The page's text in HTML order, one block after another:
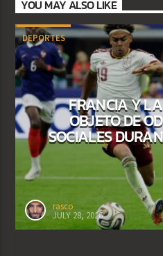
YOU MAY ALSO LIKE
DEPORTES
FRANCIA Y
OBJETO DE
SOCIALES
rasco
JULY 28, 2026